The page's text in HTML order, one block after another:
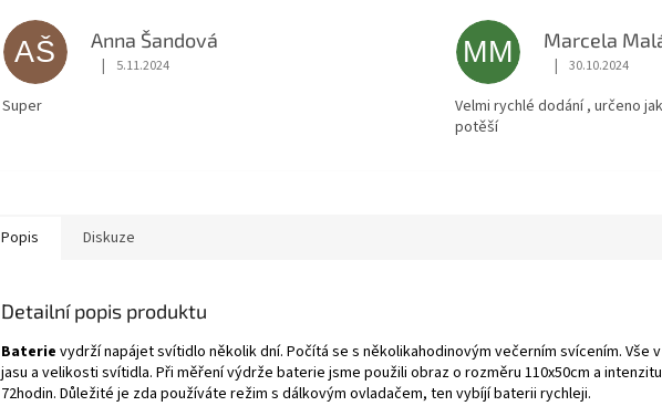
AŠ Anna Šandová
Hodnocení obchodu je 5 z 5 hvězdiček.
| 5.11.2024
Super
MM Marcela
Hodnocení
| 30.10.2024
Velmi rychlé dodání , určeno
potěší
Popis Diskuze
Detailní popis produktu
Baterie vydrží napájet svítidlo několik dní. Počítá se s několikahodinovým večerním svícením. Vše
jasu a velikosti svítidla. Při měření výdrže baterie jsme použili obraz o rozměru 110x50cm a
72hodin. Důležité je zda používáte režim s dálkovým ovladačem, ten vybíjí baterii rychleji.